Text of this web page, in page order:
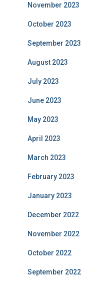
November 2023
October 2023
September 2023
August 2023
July 2023
June 2023
May 2023
April 2023
March 2023
February 2023
January 2023
December 2022
November 2022
October 2022
September 2022